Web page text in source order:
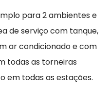
para 2 ambientes e
de serviço com tanque,
ar condicionado e com
todas as torneiras
em todas as estações.